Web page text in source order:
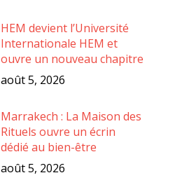
HEM devient l’Université
Internationale HEM et
ouvre un nouveau chapitre
août 5, 2026
Marrakech : La Maison des
Rituels ouvre un écrin
dédié au bien-être
août 5, 2026